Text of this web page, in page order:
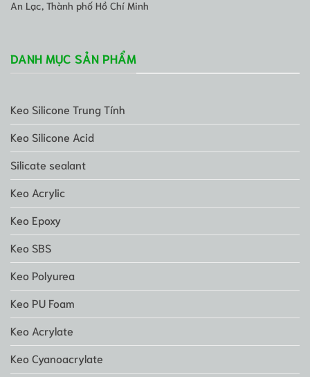
An Lạc, Thành phố Hồ Chí Minh
DANH MỤC SẢN PHẨM
Keo Silicone Trung Tính
Keo Silicone Acid
Silicate sealant
Keo Acrylic
Keo Epoxy
Keo SBS
Keo Polyurea
Keo PU Foam
Keo Acrylate
Keo Cyanoacrylate